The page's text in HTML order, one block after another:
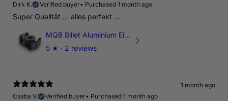
Dirk K.
Verified buyer• Purchased 1 month ago
Super Qualität ... alles perfekt ...
MQB Billet Aluminium Einsatz Drehmomentstütze - DOGBONE für Audi RS3, TTRS, RSQ3
5 ★ · 2 reviews
1 month ago
Csaba V.
Verified buyer• Purchased 1 month ago